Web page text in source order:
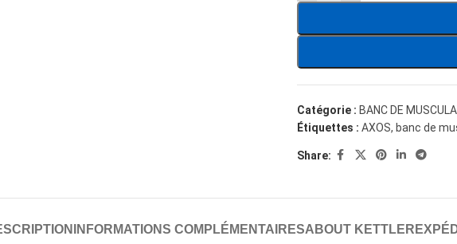
Catégorie : BANC DE
Étiquettes : AXOS, banc de
Share:
INFORMATIONS COMPLÉMENTAIRESABOUT KETTLER